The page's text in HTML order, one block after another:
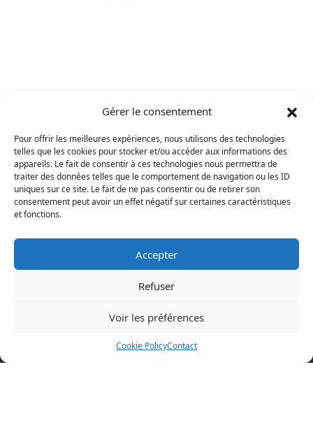
Gérer le consentement
Pour offrir les meilleures expériences, nous utilisons des technologies
telles que les cookies pour stocker et/ou accéder aux informations des
appareils. Le fait de consentir à ces technologies nous permettra de
traiter des données telles que le comportement de navigation ou les ID
uniques sur ce site. Le fait de ne pas consentir ou de retirer son
consentement peut avoir un effet négatif sur certaines caractéristiques
et fonctions.
Accepter
Refuser
Voir les préférences
Cookie PolicyContact
Politique en matière de cookies